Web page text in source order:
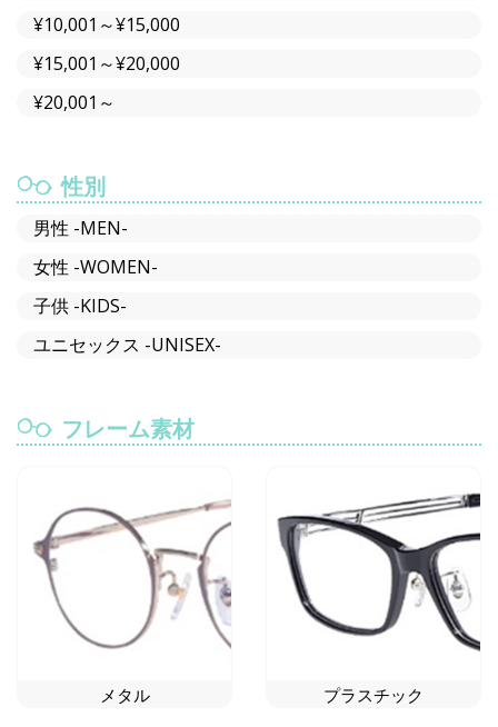
¥10,001～¥15,000
¥15,001～¥20,000
¥20,001～
性別
男性 -MEN-
女性 -WOMEN-
子供 -KIDS-
ユニセックス -UNISEX-
フレーム素材
メタル プラスチック